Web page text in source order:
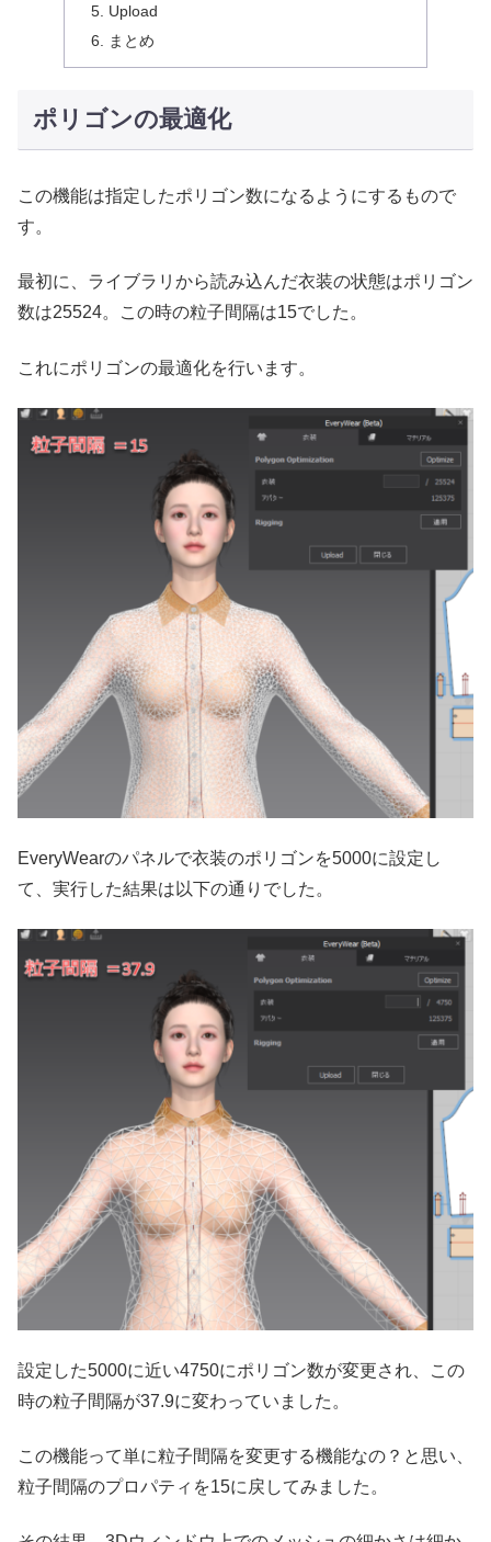
Upload
まとめ
ポリゴンの最適化
この機能は指定したポリゴン数になるようにするもので
す。
最初に、ライブラリから読み込んだ衣装の状態はポリゴン
数は25524。この時の粒子間隔は15でした。
これにポリゴンの最適化を行います。
EveryWearのパネルで衣装のポリゴンを5000に設定し
て、実行した結果は以下の通りでした。
設定した5000に近い4750にポリゴン数が変更され、この
時の粒子間隔が37.9に変わっていました。
この機能って単に粒子間隔を変更する機能なの？と思い、
粒子間隔のプロパティを15に戻してみました。